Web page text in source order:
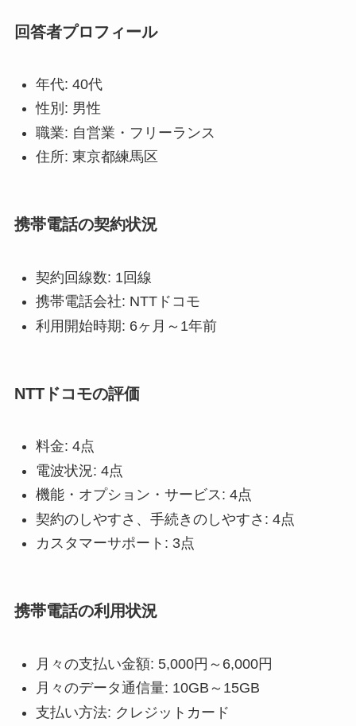
回答者プロフィール
年代: 40代
性別: 男性
職業: 自営業・フリーランス
住所: 東京都練馬区
携帯電話の契約状況
契約回線数: 1回線
携帯電話会社: NTTドコモ
利用開始時期: 6ヶ月～1年前
NTTドコモの評価
料金: 4点
電波状況: 4点
機能・オプション・サービス: 4点
契約のしやすさ、手続きのしやすさ: 4点
カスタマーサポート: 3点
携帯電話の利用状況
月々の支払い金額: 5,000円～6,000円
月々のデータ通信量: 10GB～15GB
支払い方法: クレジットカード